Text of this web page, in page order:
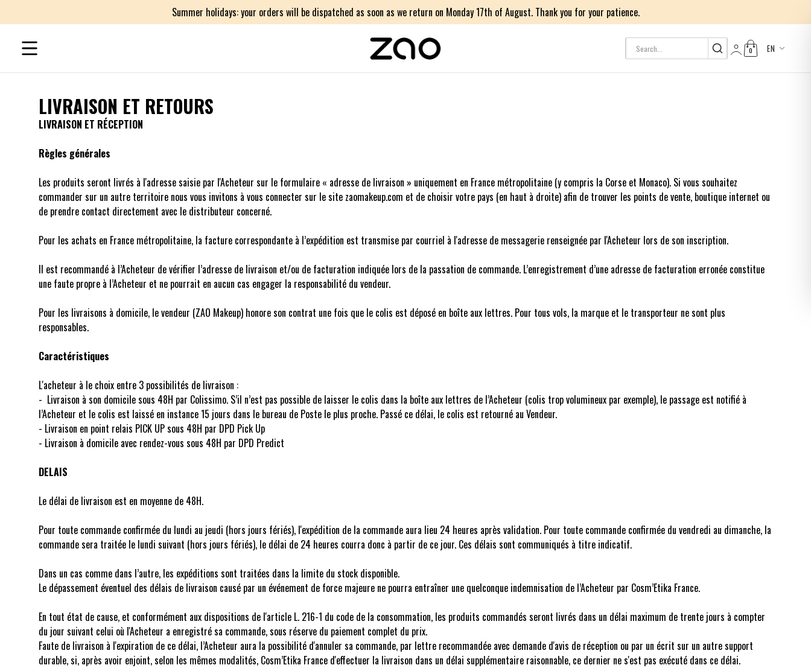
Summer holidays: your orders will be dispatched as soon as we return on Monday 17th of August. Thank you for your patience.
0 EN
LIVRAISON ET RETOURS
LIVRAISON ET RÉCEPTION
Règles générales
Les produits seront livrés à l'adresse saisie par l'Acheteur sur le formulaire « adresse de livraison » uniquement en France métropolitaine (y compris la Corse et Monaco). Si vous souhaitez
commander sur un autre territoire nous vous invitons à vous connecter sur le site zaomakeup.com et de choisir votre pays (en haut à droite) afin de trouver les points de vente, boutique internet ou
de prendre contact directement avec le distributeur concerné.
Pour les achats en France métropolitaine, la facture correspondante à l’expédition est transmise par courriel à l'adresse de messagerie renseignée par l'Acheteur lors de son inscription.
Il est recommandé à l’Acheteur de vérifier l’adresse de livraison et/ou de facturation indiquée lors de la passation de commande. L’enregistrement d’une adresse de facturation erronée constitue
une faute propre à l’Acheteur et ne pourrait en aucun cas engager la responsabilité du vendeur.
Pour les livraisons à domicile, le vendeur (ZAO Makeup) honore son contrat une fois que le colis est déposé en boîte aux lettres. Pour tous vols, la marque et le transporteur ne sont plus
responsables.
Caractéristiques
L'acheteur à le choix entre 3 possibilités de livraison :
- Livraison à son domicile sous 48H par Colissimo. S’il n’est pas possible de laisser le colis dans la boîte aux lettres de l’Acheteur (colis trop volumineux par exemple), le passage est notifié à
l’Acheteur et le colis est laissé en instance 15 jours dans le bureau de Poste le plus proche. Passé ce délai, le colis est retourné au Vendeur.
- Livraison en point relais PICK UP sous 48H par DPD Pick Up
- Livraison à domicile avec rendez-vous sous 48H par DPD Predict
DELAIS
Le délai de livraison est en moyenne de 48H.
Pour toute commande confirmée du lundi au jeudi (hors jours fériés), l'expédition de la commande aura lieu 24 heures après validation. Pour toute commande confirmée du vendredi au dimanche, la
commande sera traitée le lundi suivant (hors jours fériés), le délai de 24 heures courra donc à partir de ce jour. Ces délais sont communiqués à titre indicatif.
Dans un cas comme dans l’autre, les expéditions sont traitées dans la limite du stock disponible.
Le dépassement éventuel des délais de livraison causé par un événement de force majeure ne pourra entraîner une quelconque indemnisation de l’Acheteur par Cosm’Etika France.
En tout état de cause, et conformément aux dispositions de l'article L. 216-1 du code de la consommation, les produits commandés seront livrés dans un délai maximum de trente jours à compter
du jour suivant celui où l'Acheteur a enregistré sa commande, sous réserve du paiement complet du prix.
Faute de livraison à l'expiration de ce délai, l’Acheteur aura la possibilité d'annuler sa commande, par lettre recommandée avec demande d'avis de réception ou par un écrit sur un autre support
durable, si, après avoir enjoint, selon les mêmes modalités, Cosm’Etika France d'effectuer la livraison dans un délai supplémentaire raisonnable, ce dernier ne s'est pas exécuté dans ce délai.